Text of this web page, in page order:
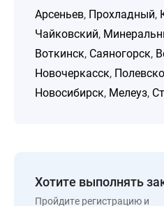
Арсеньев, Прохладный,
Чайковский,
Воткинск, Саяногорск,
Новочеркасск,
Новосибирск, Мелеуз,
Хотите выполнять
Пройдите регистрацию и